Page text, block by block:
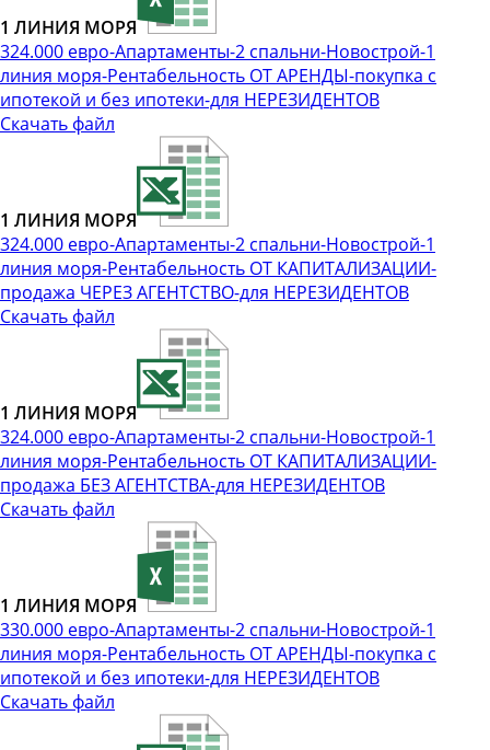
1 ЛИНИЯ МОРЯ
324.000 евро-Апартаменты-2 спальни-Новострой-1
линия моря-Рентабельность ОТ АРЕНДЫ-покупка с
ипотекой и без ипотеки-для НЕРЕЗИДЕНТОВ
Скачать файл
1 ЛИНИЯ МОРЯ
324.000 евро-Апартаменты-2 спальни-Новострой-1
линия моря-Рентабельность ОТ КАПИТАЛИЗАЦИИ-
продажа ЧЕРЕЗ АГЕНТСТВО-для НЕРЕЗИДЕНТОВ
Скачать файл
1 ЛИНИЯ МОРЯ
324.000 евро-Апартаменты-2 спальни-Новострой-1
линия моря-Рентабельность ОТ КАПИТАЛИЗАЦИИ-
продажа БЕЗ АГЕНТСТВА-для НЕРЕЗИДЕНТОВ
Скачать файл
1 ЛИНИЯ МОРЯ
330.000 евро-Апартаменты-2 спальни-Новострой-1
линия моря-Рентабельность ОТ АРЕНДЫ-покупка с
ипотекой и без ипотеки-для НЕРЕЗИДЕНТОВ
Скачать файл